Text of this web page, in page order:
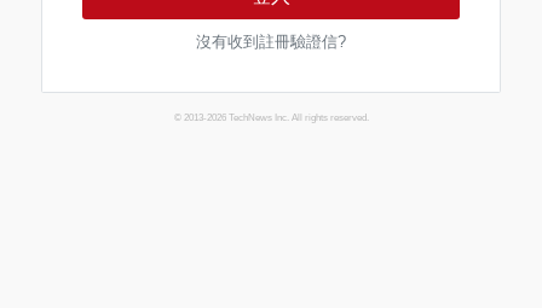
沒有收到註冊驗證信?
© 2013-2026 TechNews Inc. All rights reserved.